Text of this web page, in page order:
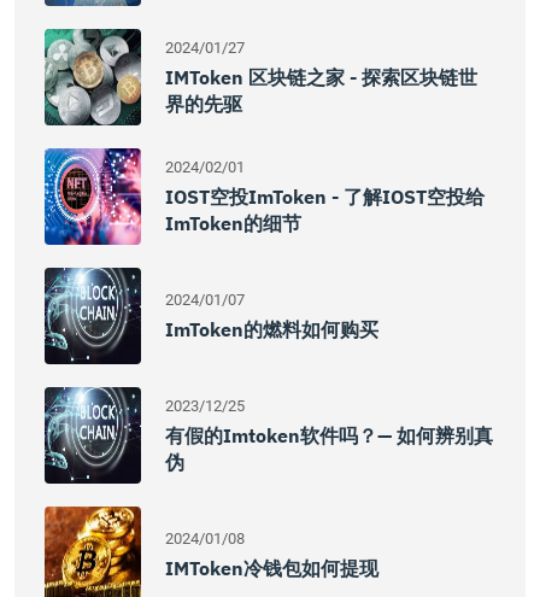
2024/01/27
IMToken 区块链之家 - 探索区块链世
界的先驱
2024/02/01
IOST空投imToken - 了解IOST空投给
ImToken的细节
2024/01/07
ImToken的燃料如何购买
2023/12/25
有假的imtoken软件吗？— 如何辨别真
伪
2024/01/08
IMToken冷钱包如何提现